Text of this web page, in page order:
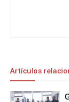
Artículos